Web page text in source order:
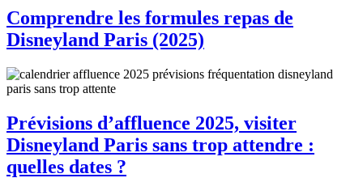
Comprendre les formules repas de
Disneyland Paris (2025)
Prévisions d’affluence 2025, visiter
Disneyland Paris sans trop attendre :
quelles dates ?